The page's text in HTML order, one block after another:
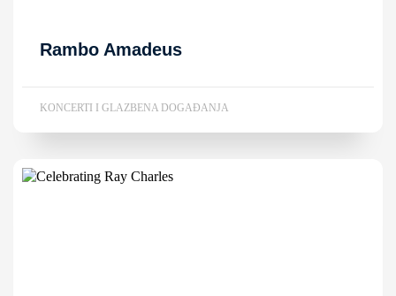
Rambo Amadeus
KONCERTI I GLAZBENA DOGAĐANJA